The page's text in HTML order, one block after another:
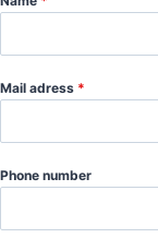
Mail adress *
Phone number